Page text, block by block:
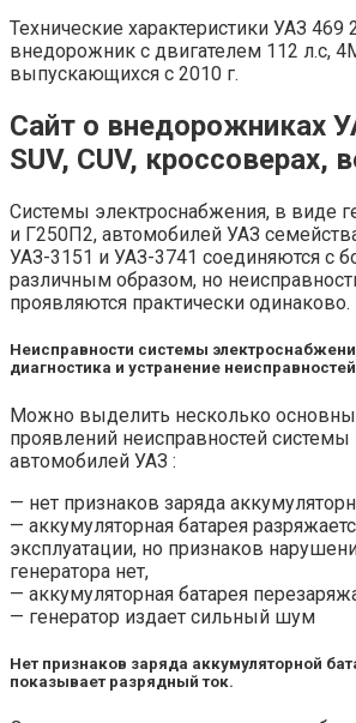
Технические характеристики УАЗ 469
внедорожник с двигателем 112 л.с,
выпускающихся c 2010 г.
Сайт о внедорожниках
SUV, CUV, кроссоверах,
Системы электроснабжения, в виде
и Г250П2, автомобилей УАЗ
УАЗ-3151 и УАЗ-3741 соединяются с
различным образом, но
проявляются практически одинаково.
Неисправности системы
диагностика и устранение
Можно выделить несколько
проявлений неисправностей
автомобилей УАЗ :
— нет признаков заряда
— аккумуляторная батарея
эксплуатации, но признаков
генератора нет,
— аккумуляторная батарея
— генератор издает сильный шум
Нет признаков заряда аккумуляторной
показывает разрядный ток.